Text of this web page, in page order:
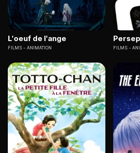
L'oeuf de l'ange
FILMS ANIMATION FILMS